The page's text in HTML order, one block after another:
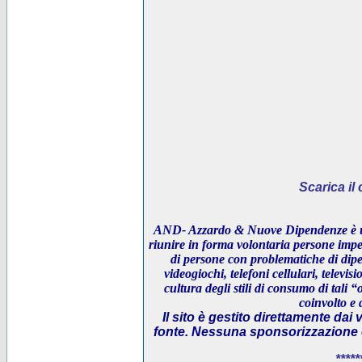
Scarica il
AND- Azzardo & Nuove Dipendenze è
riunire in forma volontaria persone
di persone con problematiche di
videogiochi, telefoni cellulari,
cultura degli stili di consumo di tali
coinvolto e
Il sito è gestito direttamente dai
fonte. Nessuna